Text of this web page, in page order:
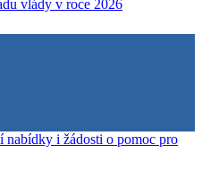
vlády v roce 2026
i žádosti o pomoc pro